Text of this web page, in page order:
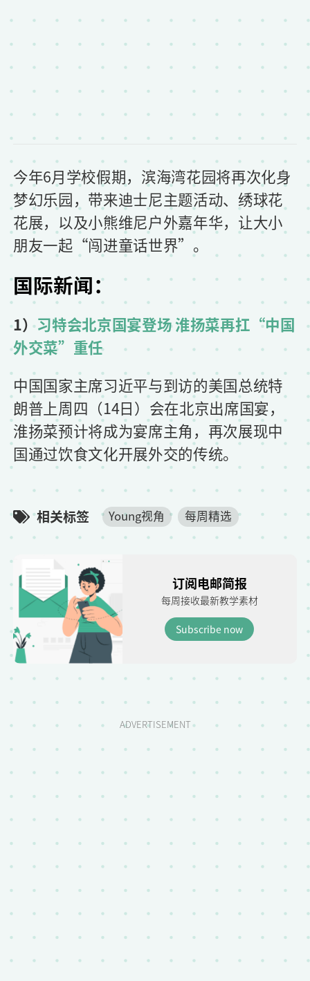
今年6月学校假期，滨海湾花园将再次化身
梦幻乐园，带来迪士尼主题活动、绣球花
花展，以及小熊维尼户外嘉年华，让大小
朋友一起“闯进童话世界”。
国际新闻：
1）习特会北京国宴登场 淮扬菜再扛“中国
外交菜”重任
中国国家主席习近平与到访的美国总统特
朗普上周四（14日）会在北京出席国宴，
淮扬菜预计将成为宴席主角，再次展现中
国通过饮食文化开展外交的传统。
相关标签 Young视角 每周精选
订阅电邮简报
每周接收最新教学素材
Subscribe now
ADVERTISEMENT